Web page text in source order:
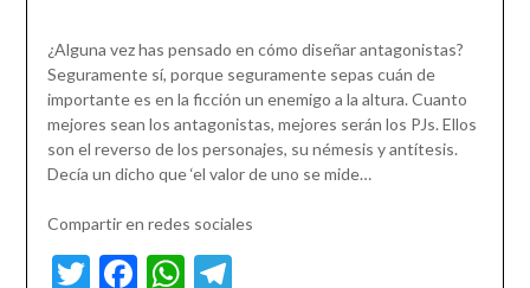
¿Alguna vez has pensado en cómo diseñar antagonistas?
Seguramente sí, porque seguramente sepas cuán de
importante es en la ficción un enemigo a la altura. Cuanto
mejores sean los antagonistas, mejores serán los PJs. Ellos
son el reverso de los personajes, su némesis y antítesis.
Decía un dicho que ‘el valor de uno se mide…
Compartir en redes sociales
Twitter
Facebook
WhatsApp
Telegram